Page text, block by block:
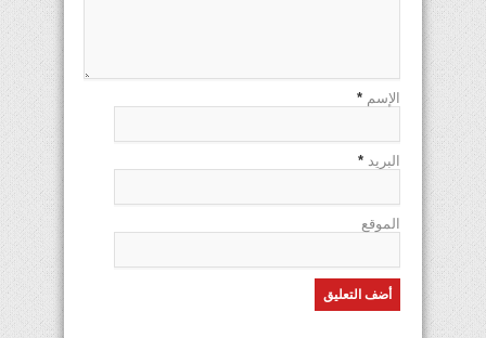
الإسم *
البريد *
الموقع